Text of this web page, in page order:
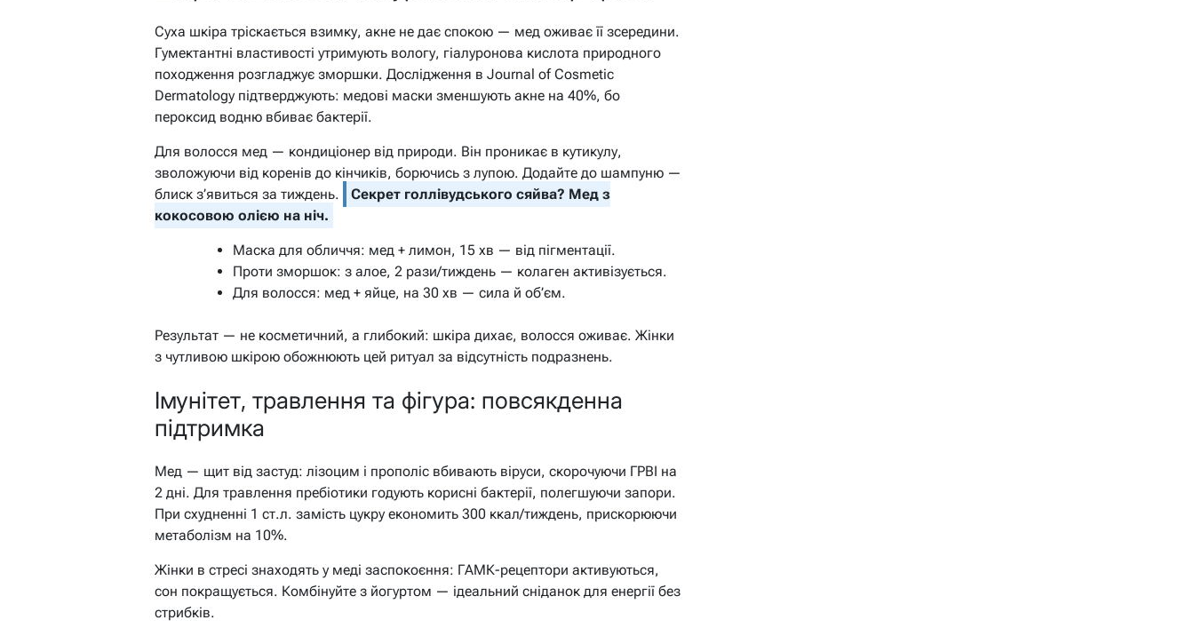
Суха шкіра тріскається взимку, акне не дає спокою — мед оживає її зсередини.
Гумектантні властивості утримують вологу, гіалуронова кислота природного
походження розгладжує зморшки. Дослідження в Journal of Cosmetic
Dermatology підтверджують: медові маски зменшують акне на 40%, бо
пероксид водню вбиває бактерії.
Для волосся мед — кондиціонер від природи. Він проникає в кутикулу,
зволожуючи від коренів до кінчиків, борючись з лупою. Додайте до шампуню —
блиск з’явиться за тиждень.
Секрет голлівудського сяйва? Мед з
кокосовою олією на ніч.
Маска для обличчя: мед + лимон, 15 хв — від пігментації.
Проти зморшок: з алое, 2 рази/тиждень — колаген активізується.
Для волосся: мед + яйце, на 30 хв — сила й об’єм.
Результат — не косметичний, а глибокий: шкіра дихає, волосся оживає. Жінки
з чутливою шкірою обожнюють цей ритуал за відсутність подразнень.
Імунітет, травлення та фігура: повсякденна
підтримка
Мед — щит від застуд: лізоцим і прополіс вбивають віруси, скорочуючи ГРВІ на
2 дні. Для травлення пребіотики годують корисні бактерії, полегшуючи запори.
При схудненні 1 ст.л. замість цукру економить 300 ккал/тиждень, прискорюючи
метаболізм на 10%.
Жінки в стресі знаходять у меді заспокоєння: ГАМК-рецептори активуються,
сон покращується. Комбінуйте з йогуртом — ідеальний сніданок для енергії без
стрибків.